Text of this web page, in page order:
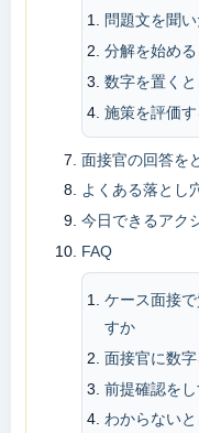
問題文を聞
分解を始める
数字を置くと
施策を評価す
面接官の回答を
よくある落とし
今日できるアク
FAQ
ケース面接
すか
面接官に数
前提確認を
わからない